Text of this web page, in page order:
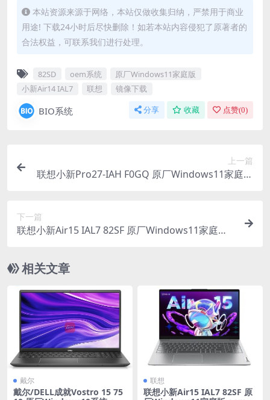
本站资源来源于网络，本站仅做收集归纳，严禁用于商业
用途! 下载24小时后尽快删除！如若本站内容侵犯了原著者的
合法权益，可联系我们进行处理。
82SD oem系统
原厂Windows11家庭版
小新Air14 IAL7
联想 镜像下载
BIO系统 分享 收藏 点赞(0)
上一篇
联想小新Pro27-IAH F0GQ 原厂Windows11家庭版
下一篇
联想小新Air15 IAL7 82SF 原厂Windows11家庭版
相关文章
戴尔
戴尔/DELL成就Vostro 15 75
联想
联想小新Air15 IAL7 82SF 原